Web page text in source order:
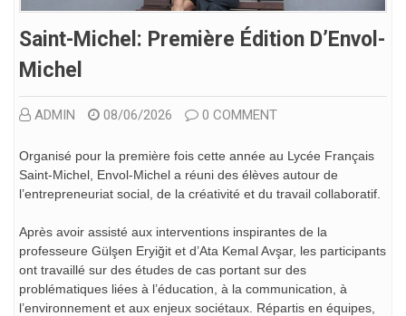
Saint-Michel: Première Édition D’Envol-
Michel
ADMIN 08/06/2026 0 COMMENT
Organisé pour la première fois cette année au Lycée Français
Saint-Michel, Envol-Michel a réuni des élèves autour de
l’entrepreneuriat social, de la créativité et du travail collaboratif.
Après avoir assisté aux interventions inspirantes de la
professeure Gülşen Eryiğit et d’Ata Kemal Avşar, les participants
ont travaillé sur des études de cas portant sur des
problématiques liées à l’éducation, à la communication, à
l’environnement et aux enjeux sociétaux. Répartis en équipes,